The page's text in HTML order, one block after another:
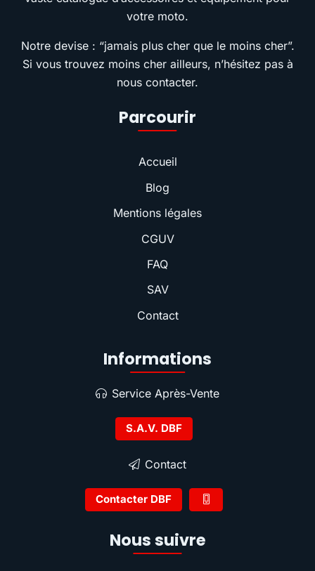
votre moto.
Notre devise : “jamais plus cher que le moins cher”.
Si vous trouvez moins cher ailleurs, n’hésitez pas à
nous contacter.
Parcourir
Accueil
Blog
Mentions légales
CGUV
FAQ
SAV
Contact
Informations
Service Après-Vente
S.A.V. DBF
Contact
Contacter DBF
Nous suivre